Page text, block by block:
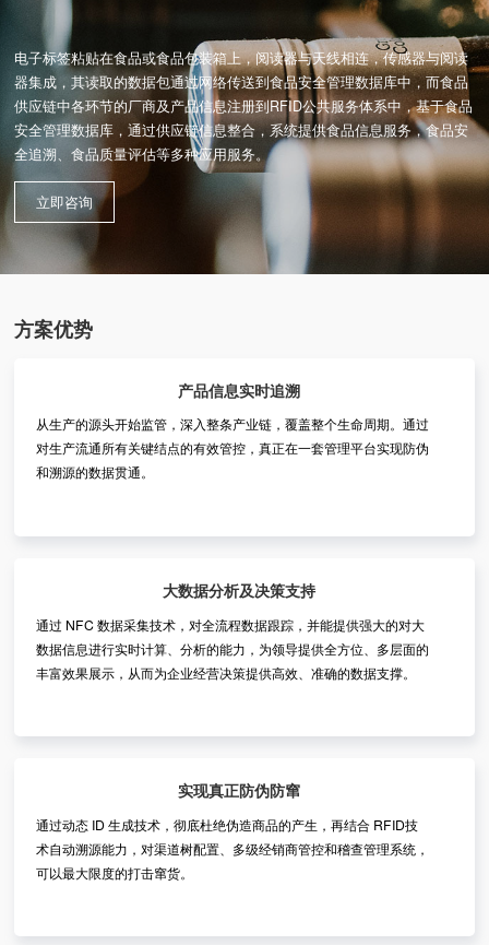
电子标签粘贴在食品或食品包装箱上，阅读器与天线相连，传感器与阅读
器集成，其读取的数据包通过网络传送到食品安全管理数据库中，而食品
供应链中各环节的厂商及产品信息注册到RFID公共服务体系中，基于食品
安全管理数据库，通过供应链信息整合，系统提供食品信息服务，食品安
全追溯、食品质量评估等多种应用服务。
立即咨询
方案优势
产品信息实时追溯
从生产的源头开始监管，深入整条产业链，覆盖整个生命周期。通过
对生产流通所有关键结点的有效管控，真正在一套管理平台实现防伪
和溯源的数据贯通。
大数据分析及决策支持
通过 NFC 数据采集技术，对全流程数据跟踪，并能提供强大的对大
数据信息进行实时计算、分析的能力，为领导提供全方位、多层面的
丰富效果展示，从而为企业经营决策提供高效、准确的数据支撑。
实现真正防伪防窜
通过动态 ID 生成技术，彻底杜绝伪造商品的产生，再结合 RFID技
术自动溯源能力，对渠道树配置、多级经销商管控和稽查管理系统，
可以最大限度的打击窜货。